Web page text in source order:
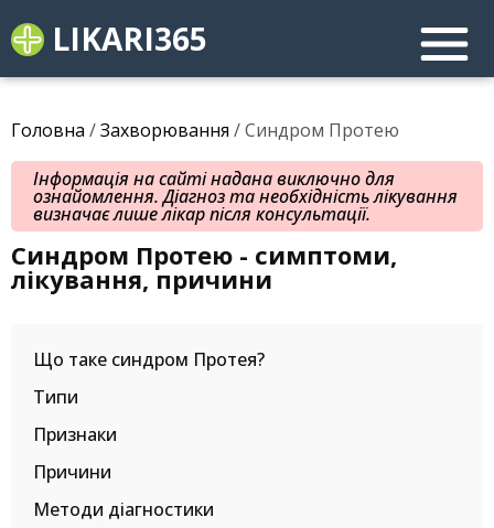
LIKARI365
Головна /Захворювання / Синдром Протею
Інформація на сайті надана виключно для
ознайомлення. Діагноз та необхідність лікування
визначає лише лікар після консультації.
Синдром Протею - симптоми,
лікування, причини
Що таке синдром Протея?
Типи
Признаки
Причини
Методи діагностики